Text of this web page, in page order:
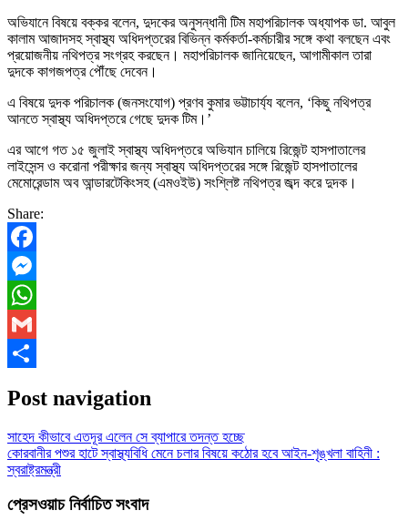
অভিযানে বিষয়ে বক্কর বলেন, দুদকের অনুসন্ধানী টিম মহাপরিচালক অধ্যাপক ডা. আবুল
কালাম আজাদসহ স্বাস্থ্য অধিদপ্তরের বিভিন্ন কর্মকর্তা-কর্মচারীর সঙ্গে কথা বলছেন এবং
প্রয়োজনীয় নথিপত্র সংগ্রহ করছেন। মহাপরিচালক জানিয়েছেন, আগামীকাল তারা
দুদকে কাগজপত্র পৌঁছে দেবেন।
এ বিষয়ে দুদক পরিচালক (জনসংযোগ) প্রণব কুমার ভট্টাচার্য্য বলেন, ‘কিছু নথিপত্র
আনতে স্বাস্থ্য অধিদপ্তরে গেছে দুদক টিম।’
এর আগে গত ১৫ জুলাই স্বাস্থ্য অধিদপ্তরে অভিযান চালিয়ে রিজেন্ট হাসপাতালের
লাইসেন্স ও করোনা পরীক্ষার জন্য স্বাস্থ্য অধিদপ্তরের সঙ্গে রিজেন্ট হাসপাতালের
মেমোরেন্ডাম অব আন্ডারটেকিংসহ (এমওইউ) সংশ্লিষ্ট নথিপত্র জব্দ করে দুদক।
Share:
Facebook
Messenger
WhatsApp
Gmail
Post navigation
সাহেদ কীভাবে এতদূর এলেন সে ব্যাপারে তদন্ত হচ্ছে
কোরবানীর পশুর হাটে স্বাস্থ্যবিধি মেনে চলার বিষয়ে কঠোর হবে আইন-শৃঙ্খলা বাহিনী :
স্বরাষ্ট্রমন্ত্রী
প্রেসওয়াচ নির্বাচিত সংবাদ